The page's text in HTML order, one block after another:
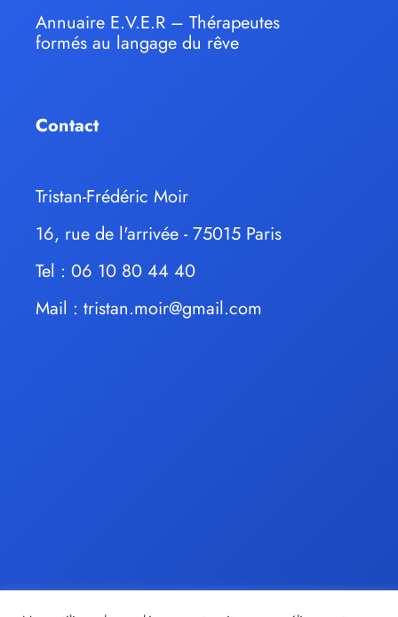
Annuaire E.V.E.R – Thérapeutes
formés au langage du rêve
Contact
Tristan-Frédéric Moir
16, rue de l'arrivée - 75015 Paris
Tel : 06 10 80 44 40
Mail : tristan.moir@gmail.com